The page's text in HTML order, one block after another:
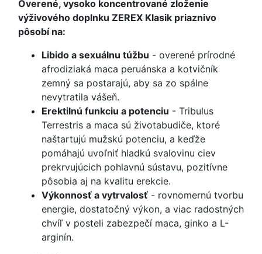
Overené, vysoko koncentrované zloženie
výživového doplnku ZEREX Klasik priaznivo
pôsobí na:
Libido a sexuálnu túžbu - overené prírodné
afrodiziaká maca peruánska a kotvičník
zemný sa postarajú, aby sa zo spálne
nevytratila vášeň.
Erektilnú funkciu a potenciu - Tribulus
Terrestris a maca sú životabudiče, ktoré
naštartujú mužskú potenciu, a keďže
pomáhajú uvoľniť hladkú svalovinu ciev
prekrvujúcich pohlavnú sústavu, pozitívne
pôsobia aj na kvalitu erekcie.
Výkonnosť a vytrvalosť - rovnomernú tvorbu
energie, dostatočný výkon, a viac radostných
chvíľ v posteli zabezpečí maca, ginko a L-
arginín.